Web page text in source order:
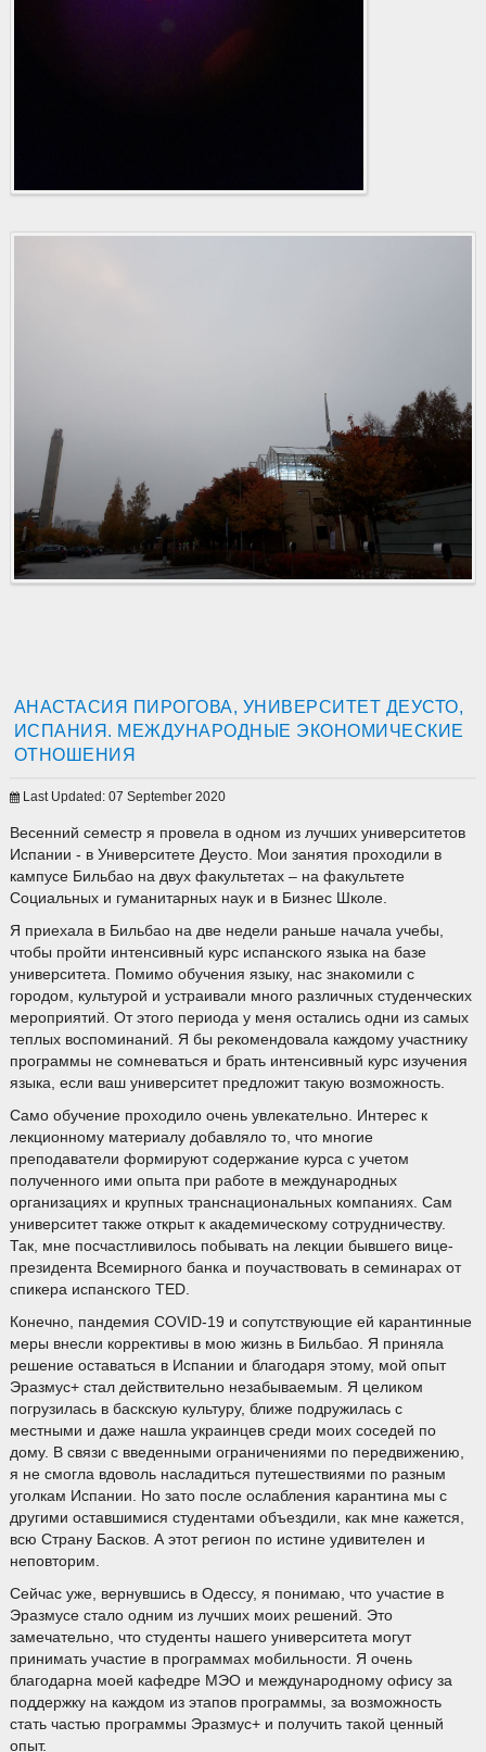
АНАСТАСИЯ ПИРОГОВА, УНИВЕРСИТЕТ ДЕУСТО,
ИСПАНИЯ. МЕЖДУНАРОДНЫЕ ЭКОНОМИЧЕСКИЕ
ОТНОШЕНИЯ
Last Updated: 07 September 2020
Весенний семестр я провела в одном из лучших университетов
Испании - в Университете Деусто. Мои занятия проходили в
кампусе Бильбао на двух факультетах – на факультете
Социальных и гуманитарных наук и в Бизнес Школе.
Я приехала в Бильбао на две недели раньше начала учебы,
чтобы пройти интенсивный курс испанского языка на базе
университета. Помимо обучения языку, нас знакомили с
городом, культурой и устраивали много различных студенческих
мероприятий. От этого периода у меня остались одни из самых
теплых воспоминаний. Я бы рекомендовала каждому участнику
программы не сомневаться и брать интенсивный курс изучения
языка, если ваш университет предложит такую возможность.
Само обучение проходило очень увлекательно. Интерес к
лекционному материалу добавляло то, что многие
преподаватели формируют содержание курса с учетом
полученного ими опыта при работе в международных
организациях и крупных транснациональных компаниях. Сам
университет также открыт к академическому сотрудничеству.
Так, мне посчастливилось побывать на лекции бывшего вице-
президента Всемирного банка и поучаствовать в семинарах от
спикера испанского TED.
Конечно, пандемия COVID-19 и сопутствующие ей карантинные
меры внесли коррективы в мою жизнь в Бильбао. Я приняла
решение оставаться в Испании и благодаря этому, мой опыт
Эразмус+ стал действительно незабываемым. Я целиком
погрузилась в баскскую культуру, ближе подружилась с
местными и даже нашла украинцев среди моих соседей по
дому. В связи с введенными ограничениями по передвижению,
я не смогла вдоволь насладиться путешествиями по разным
уголкам Испании. Но зато после ослабления карантина мы с
другими оставшимися студентами объездили, как мне кажется,
всю Страну Басков. А этот регион по истине удивителен и
неповторим.
Сейчас уже, вернувшись в Одессу, я понимаю, что участие в
Эразмусе стало одним из лучших моих решений. Это
замечательно, что студенты нашего университета могут
принимать участие в программах мобильности. Я очень
благодарна моей кафедре МЭО и международному офису за
поддержку на каждом из этапов программы, за возможность
стать частью программы Эразмус+ и получить такой ценный
опыт.